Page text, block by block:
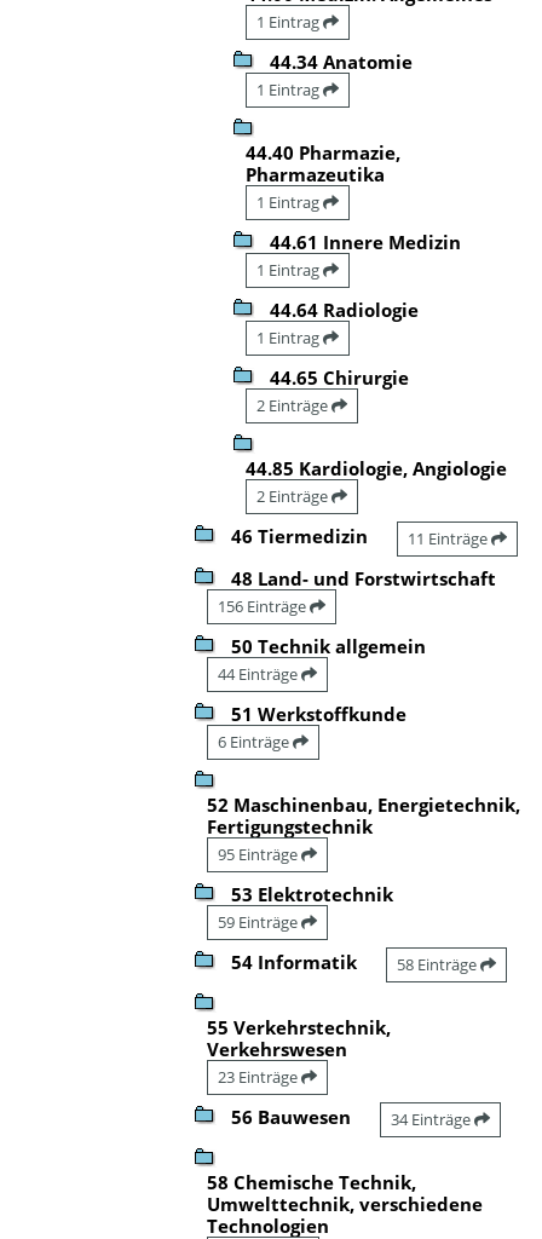
1 Eintrag
44.34 Anatomie
1 Eintrag
44.40 Pharmazie,
Pharmazeutika
1 Eintrag
44.61 Innere Medizin
1 Eintrag
44.64 Radiologie
1 Eintrag
44.65 Chirurgie
2 Einträge
44.85 Kardiologie, Angiologie
2 Einträge
46 Tiermedizin 11 Einträge
48 Land- und Forstwirtschaft
156 Einträge
50 Technik allgemein
44 Einträge
51 Werkstoffkunde
6 Einträge
52 Maschinenbau, Energietechnik,
Fertigungstechnik
95 Einträge
53 Elektrotechnik
59 Einträge
54 Informatik 58 Einträge
55 Verkehrstechnik,
Verkehrswesen
23 Einträge
56 Bauwesen 34 Einträge
58 Chemische Technik,
Umwelttechnik, verschiedene
Technologien